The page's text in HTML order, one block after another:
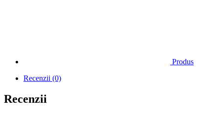
Produs
Recenzii (0)
Recenzii